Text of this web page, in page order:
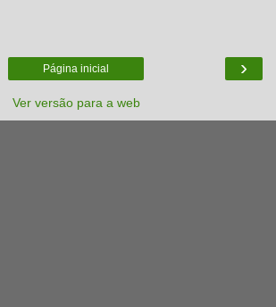
›
Página inicial
Ver versão para a web